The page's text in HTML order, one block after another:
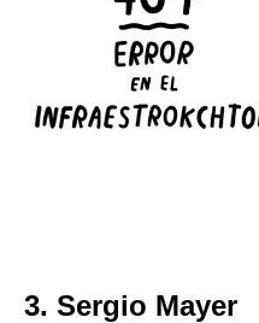
3. Sergio Mayer